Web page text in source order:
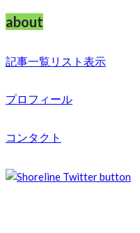
about
記事一覧リスト表示
プロフィール
コンタクト